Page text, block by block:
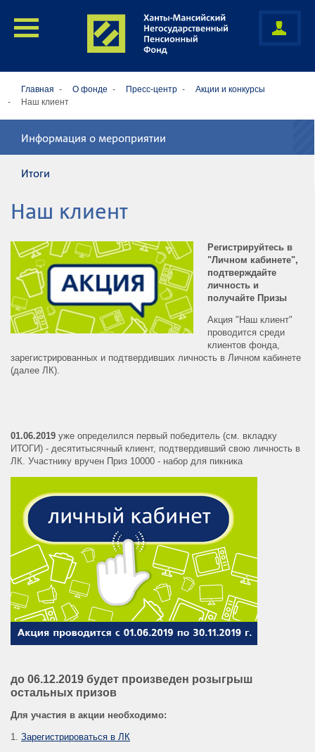
Главная О фонде Пресс-центр
Акции и конкурсы
Наш клиент
Информация о мероприятии
Итоги
Наш клиент
Регистрируйтесь в
"Личном кабинете",
подтверждайте
личность и
получайте Призы
Акция "Наш клиент"
проводится среди
клиентов фонда,
зарегистрированных и подтвердивших личность в Личном кабинете
(далее ЛК).
01.06.2019 уже определился первый победитель (см. вкладку
ИТОГИ) - десятитысячный клиент, подтвердивший свою личность в
ЛК. Участнику вручен Приз 10000 - набор для пикника
до 06.12.2019 будет произведен розыгрыш
остальных призов
Для участия в акции необходимо:
1. Зарегистрироваться в ЛК